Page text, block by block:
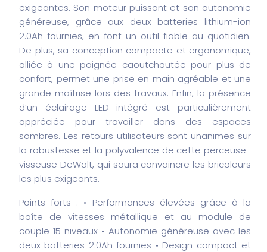
exigeantes. Son moteur puissant et son autonomie
généreuse, grâce aux deux batteries lithium-ion
2.0Ah fournies, en font un outil fiable au quotidien.
De plus, sa conception compacte et ergonomique,
alliée à une poignée caoutchoutée pour plus de
confort, permet une prise en main agréable et une
grande maîtrise lors des travaux. Enfin, la présence
d’un éclairage LED intégré est particulièrement
appréciée pour travailler dans des espaces
sombres. Les retours utilisateurs sont unanimes sur
la robustesse et la polyvalence de cette perceuse-
visseuse DeWalt, qui saura convaincre les bricoleurs
les plus exigeants.
Points forts : • Performances élevées grâce à la
boîte de vitesses métallique et au module de
couple 15 niveaux • Autonomie généreuse avec les
deux batteries 2.0Ah fournies • Design compact et